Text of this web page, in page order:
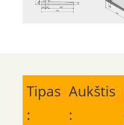
Tipas
:
Aukštis
: